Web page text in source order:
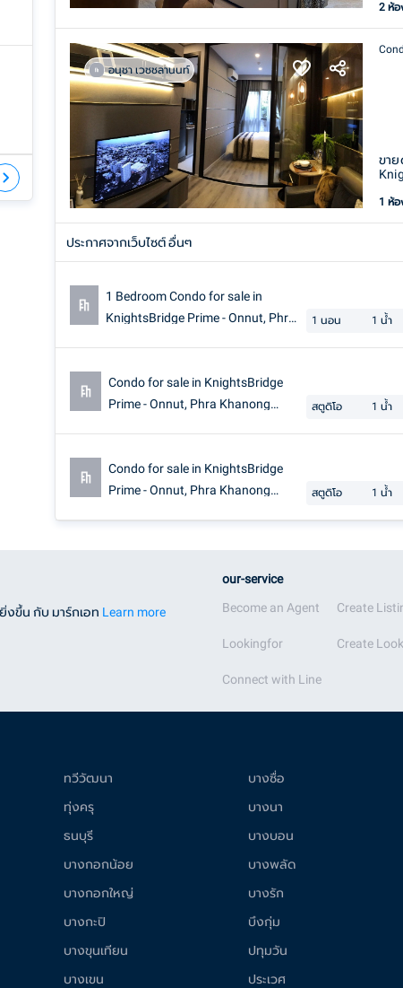
2 ห้
อนุชา เวชชลานนท์
ขาย
1 ห้
ประกาศจากเว็บไซต์ อื่นๆ
1 Bedroom Condo for sale in
KnightsBridge Prime - Onnut, Phra
1 นอน 1 น้ำ
Condo for sale in KnightsBridge
Prime - Onnut, Phra Khanong
สตูดิโอ 1 น้ำ
Condo for sale in KnightsBridge
Prime - Onnut, Phra Khanong
สตูดิโอ 1 น้ำ
งขึ้น กับ มาร์กเอท Learn more
our-service
Become an Agent
Lookingfor
Connect with Line
Create
Create
ทวีวัฒนา
ทุ่งครุ
ธนบุรี
บางกอกน้อย
บางกอกใหญ่
บางกะปิ
บางขุนเทียน
บางเขน
บางซื่อ
บางนา
บางบอน
บางพลัด
บางรัก
บึงกุ่ม
ปทุมวัน
ประเวศ